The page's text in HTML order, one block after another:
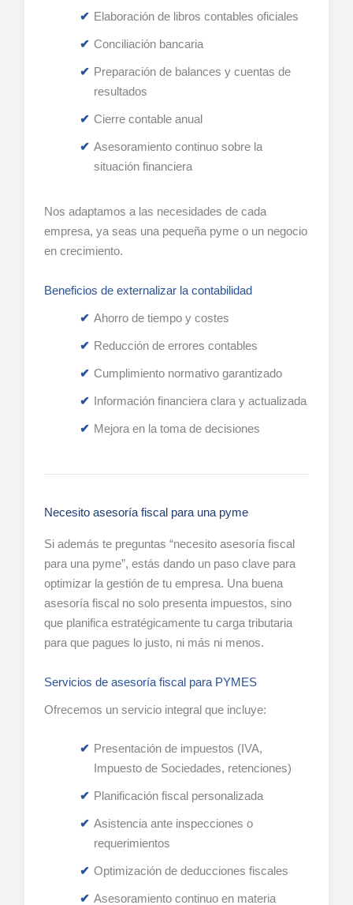
Elaboración de libros contables oficiales
Conciliación bancaria
Preparación de balances y cuentas de
resultados
Cierre contable anual
Asesoramiento continuo sobre la
situación financiera
Nos adaptamos a las necesidades de cada
empresa, ya seas una pequeña pyme o un negocio
en crecimiento.
Beneficios de externalizar la contabilidad
Ahorro de tiempo y costes
Reducción de errores contables
Cumplimiento normativo garantizado
Información financiera clara y actualizada
Mejora en la toma de decisiones
Necesito asesoría fiscal para una pyme
Si además te preguntas “necesito asesoría fiscal
para una pyme”, estás dando un paso clave para
optimizar la gestión de tu empresa. Una buena
asesoría fiscal no solo presenta impuestos, sino
que planifica estratégicamente tu carga tributaria
para que pagues lo justo, ni más ni menos.
Servicios de asesoría fiscal para PYMES
Ofrecemos un servicio integral que incluye:
Presentación de impuestos (IVA,
Impuesto de Sociedades, retenciones)
Planificación fiscal personalizada
Asistencia ante inspecciones o
requerimientos
Optimización de deducciones fiscales
Asesoramiento continuo en materia